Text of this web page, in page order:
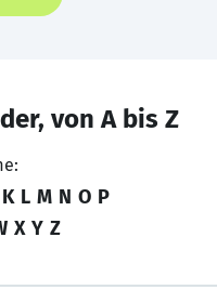
von A bis Z
K L M N O P
X Y Z